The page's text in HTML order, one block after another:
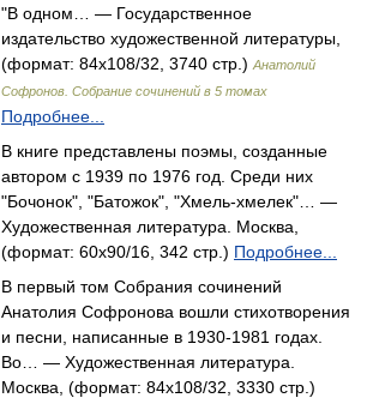
"В одном… — Государственное
издательство художественной литературы,
(формат: 84x108/32, 3740 стр.) Анатолий
Софронов. Собрание сочинений в 5 томах
Подробнее...
В книге представлены поэмы, созданные
автором с 1939 по 1976 год. Среди них
"Бочонок", "Батожок", "Хмель-хмелек"… —
Художественная литература. Москва,
(формат: 60x90/16, 342 стр.) Подробнее...
В первый том Собрания сочинений
Анатолия Софронова вошли стихотворения
и песни, написанные в 1930-1981 годах.
Во… — Художественная литература.
Москва, (формат: 84x108/32, 3330 стр.)